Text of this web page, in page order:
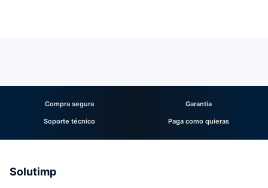
Compra segura Garantía
Soporte técnico Paga como quieras
Solutimp